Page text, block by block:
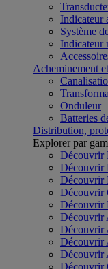
Indicateur
Système
Indicateur
Acheminement
Onduleur
Batteries
Distribution,
Explorer par
Découvrir
Découvrir
Découvrir
Découvrir
Découvrir
Découvrir
Découvrir
Découvrir
Découvrir
Découvrir